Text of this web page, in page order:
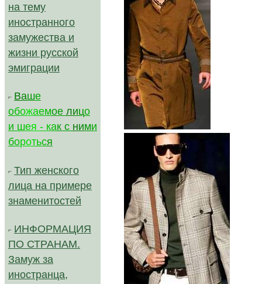
на тему
иностранного
замужества и
жизни русской
эмиграции
Ваше
обожаемое лицо
и шея - как с ними
бороться
Тип женского
лица на примере
знаменитостей
ИНФОРМАЦИЯ
ПО СТРАНАМ.
Замуж за
иностранца,